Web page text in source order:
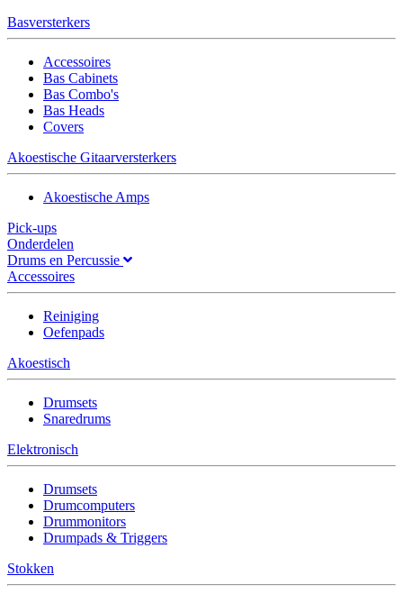
Basversterkers
Accessoires
Bas Cabinets
Bas Combo's
Bas Heads
Covers
Akoestische Gitaarversterkers
Akoestische Amps
Pick-ups
Onderdelen
Drums en Percussie
Accessoires
Reiniging
Oefenpads
Akoestisch
Drumsets
Snaredrums
Elektronisch
Drumsets
Drumcomputers
Drummonitors
Drumpads & Triggers
Stokken